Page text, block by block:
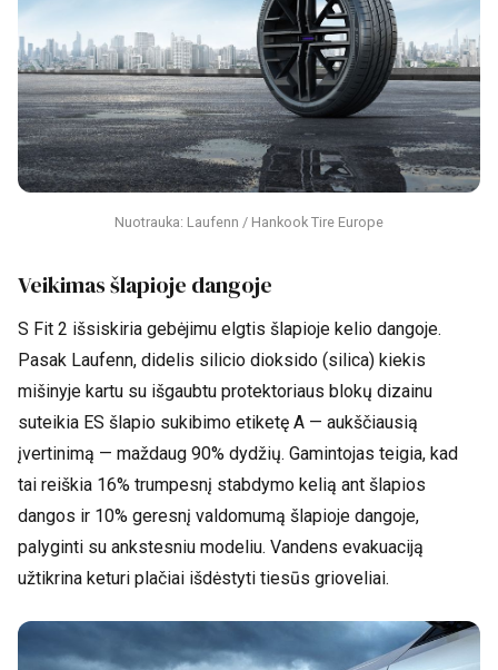
Nuotrauka: Laufenn / Hankook Tire Europe
Veikimas šlapioje dangoje
S Fit 2 išsiskiria gebėjimu elgtis šlapioje kelio dangoje.
Pasak Laufenn, didelis silicio dioksido (silica) kiekis
mišinyje kartu su išgaubtu protektoriaus blokų dizainu
suteikia ES šlapio sukibimo etiketę A — aukščiausią
įvertinimą — maždaug 90% dydžių. Gamintojas teigia, kad
tai reiškia 16% trumpesnį stabdymo kelią ant šlapios
dangos ir 10% geresnį valdomumą šlapioje dangoje,
palyginti su ankstesniu modeliu. Vandens evakuaciją
užtikrina keturi plačiai išdėstyti tiesūs grioveliai.